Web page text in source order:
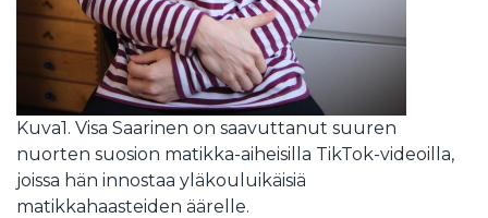
Kuva1. Visa Saarinen on saavuttanut suuren
nuorten suosion matikka-aiheisilla TikTok-videoilla,
joissa hän innostaa yläkouluikäisiä
matikkahaasteiden äärelle.